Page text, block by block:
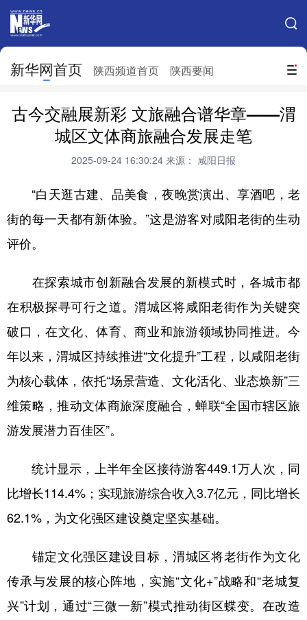
搜索
新华网首页 陕西频道首页 陕西要闻
网站地图
北京 天津 河北
吉林 上海
山东 河南 湖北 湖南
陕西 甘肃 青海 宁夏
新疆 内蒙古 黑龙江
古今交融展新彩 文旅融合谱华章——渭
城区文体商旅融合发展走笔
2025-09-24 16:30:24 来源： 咸阳日报
“白天逛古建、品美食，夜晚赏演出、享酒吧，老
街的每一天都有新体验。”这是游客对咸阳老街的生动
评价。
在探索城市创新融合发展的新模式时，各城市都
在积极探寻可行之道。渭城区将咸阳老街作为关键突
破口，在文化、体育、商业和旅游领域协同推进。今
年以来，渭城区持续推进“文化提升”工程，以咸阳老街
为核心载体，依托“场景营造、文化活化、业态焕新”三
维策略，推动文体商旅深度融合，蝉联“全国市辖区旅
游发展潜力百佳区”。
统计显示，上半年全区接待游客449.1万人次，同
比增长114.4%；实现旅游综合收入3.7亿元，同比增长
62.1%，为文化强区建设奠定坚实基础。
锚定文化强区建设目标，渭城区将老街作为文化
传承与发展的核心阵地，实施“文化+”战略和“老城复
兴”计划，通过“三微一新”模式推动街区蝶变。在改造